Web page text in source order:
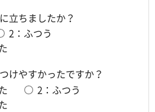
立ちましたか？
2：ふつう
けやすかったですか？
2：ふつう